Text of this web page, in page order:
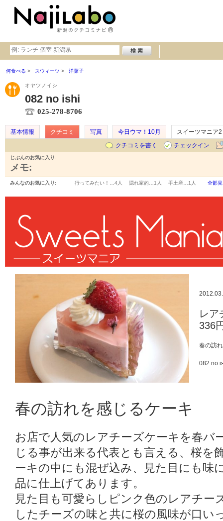
何食べる スウィーツ 洋菓子
オヤツノイシ
082 no ishi
025-278-8706
基本情報 クチコミ 写真 今日ウマ！10月
スイーツマニア2
クチコミを書く
チェックイン
じぶんのお気に入り:
メモ:
みんなのお気に入り: 行ってみたい！… 4人 隠れ家的… 1人 手土産… 1人 全部
レア
336
春の訪
082 no
春の訪れを感じるケーキ
お店で人気のレアチーズケーキを春バ
じる事が出来る代表とも言える、桜を
ーキの中にも混ぜ込み、見た目にも味
品に仕上げてあります。
見た目も可愛らしピンク色のレアチー
したチーズの味と共に桜の風味が口い